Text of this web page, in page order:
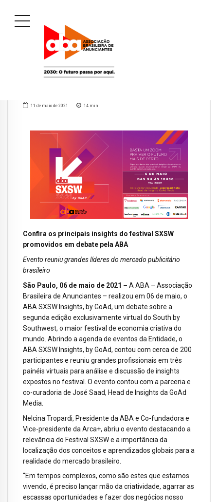
11 de maio de 2021 14 min
Confira os principais insights do festival SXSW
promovidos em debate pela ABA
Evento reuniu grandes líderes do mercado publicitário
brasileiro
São Paulo, 06 de maio de 2021 – A ABA – Associação
Brasileira de Anunciantes – realizou em 06 de maio, o
ABA SXSW Insights, by GoAd, um debate sobre a
segunda edição exclusivamente virtual do South by
Southwest, o maior festival de economia criativa do
mundo. Abrindo a agenda de eventos da Entidade, o
ABA SXSW Insights, by GoAd, contou com cerca de 200
participantes e reuniu grandes profissionais em três
painéis virtuais para análise e discussão de insights
expostos no festival. O evento contou com a parceria e
co-curadoria de José Saad, Head de Insights da GoAd
Media.
Nelcina Tropardi, Presidente da ABA e Co-fundadora e
Vice-presidente da Arca+, abriu o evento destacando a
relevância do Festival SXSW e a importância da
localização dos conceitos e aprendizados globais para a
realidade do mercado brasileiro.
“Em tempos complexos, como são estes que estamos
vivendo, é preciso lançar mão da criatividade, agarrar as
escassas oportunidades e fazer dos negócios nosso